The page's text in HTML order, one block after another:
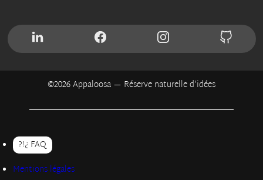
SUIVEZ-NOUS SUR LINKEDINSUIVEZ-NOUS SUR FACEBOOK
SUIVEZ-NOUS SUR
©2026 Appaloosa — Réserve naturelle d'idées
?!¿ FAQ
Mentions légales